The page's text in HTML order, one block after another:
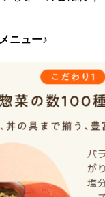
ニュー♪